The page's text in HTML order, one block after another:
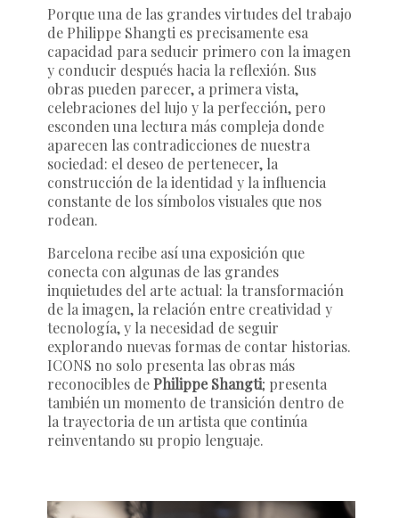
Porque una de las grandes virtudes del trabajo
de Philippe Shangti es precisamente esa
capacidad para seducir primero con la imagen
y conducir después hacia la reflexión. Sus
obras pueden parecer, a primera vista,
celebraciones del lujo y la perfección, pero
esconden una lectura más compleja donde
aparecen las contradicciones de nuestra
sociedad: el deseo de pertenecer, la
construcción de la identidad y la influencia
constante de los símbolos visuales que nos
rodean.
Barcelona recibe así una exposición que
conecta con algunas de las grandes
inquietudes del arte actual: la transformación
de la imagen, la relación entre creatividad y
tecnología, y la necesidad de seguir
explorando nuevas formas de contar historias.
ICONS no solo presenta las obras más
reconocibles dePhilippe Shangti; presenta
también un momento de transición dentro de
la trayectoria de un artista que continúa
reinventando su propio lenguaje.